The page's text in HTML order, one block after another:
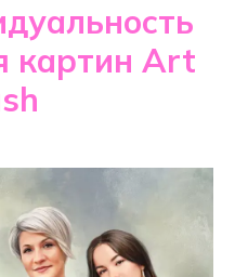
картин Art